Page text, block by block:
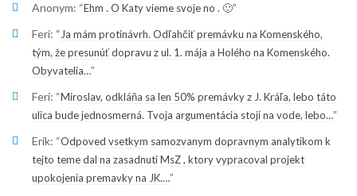
Anonym: “Ehm . O Katy vieme svoje no . 🙂”
Feri: “Ja mám protinávrh. Odľahčiť premávku na Komenského,
tým, že presunúť dopravu z ul. 1. mája a Holého na Komenského.
Obyvatelia…”
Feri: “Miroslav, odkláňa sa len 50% premávky z J. Kráľa, lebo táto
ulica bude jednosmerná. Tvoja argumentácia stojí na vode, lebo…”
Erik: “Odpoved vsetkym samozvanym dopravnym analytikom k
tejto teme dal na zasadnuti MsZ , ktory vypracoval projekt
upokojenia premavky na JK.…”